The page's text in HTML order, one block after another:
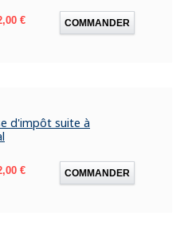
€ COMMANDER
d'impôt suite à
€ COMMANDER